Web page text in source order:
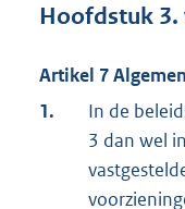
Hoofdstuk
Artikel 7
1.
In de
3 dan wel